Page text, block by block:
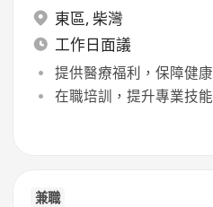
東區, 柴灣
工作日面議
提供醫療福利，保障健康
在職培訓，提升專業技能
兼職